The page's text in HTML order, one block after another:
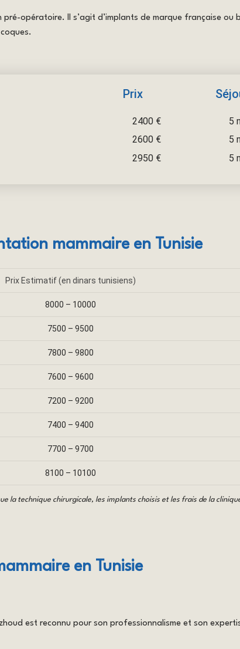
opératoire. Il s’agit d’implants de marque française ou
Prix
2400 €
5
2600 € 5
2950 € 5
mammaire en Tunisie
Prix Estimatif (en dinars tunisiens)
8000 – 10000
7500 – 9500
7800 – 9800
7600 – 9600
7200 – 9200
7400 – 9400
7700 – 9700
8100 – 10100
la technique chirurgicale, les implants choisis et les frais de la
en Tunisie
est reconnu pour son professionnalisme et son